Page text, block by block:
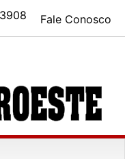
Fale Conosco